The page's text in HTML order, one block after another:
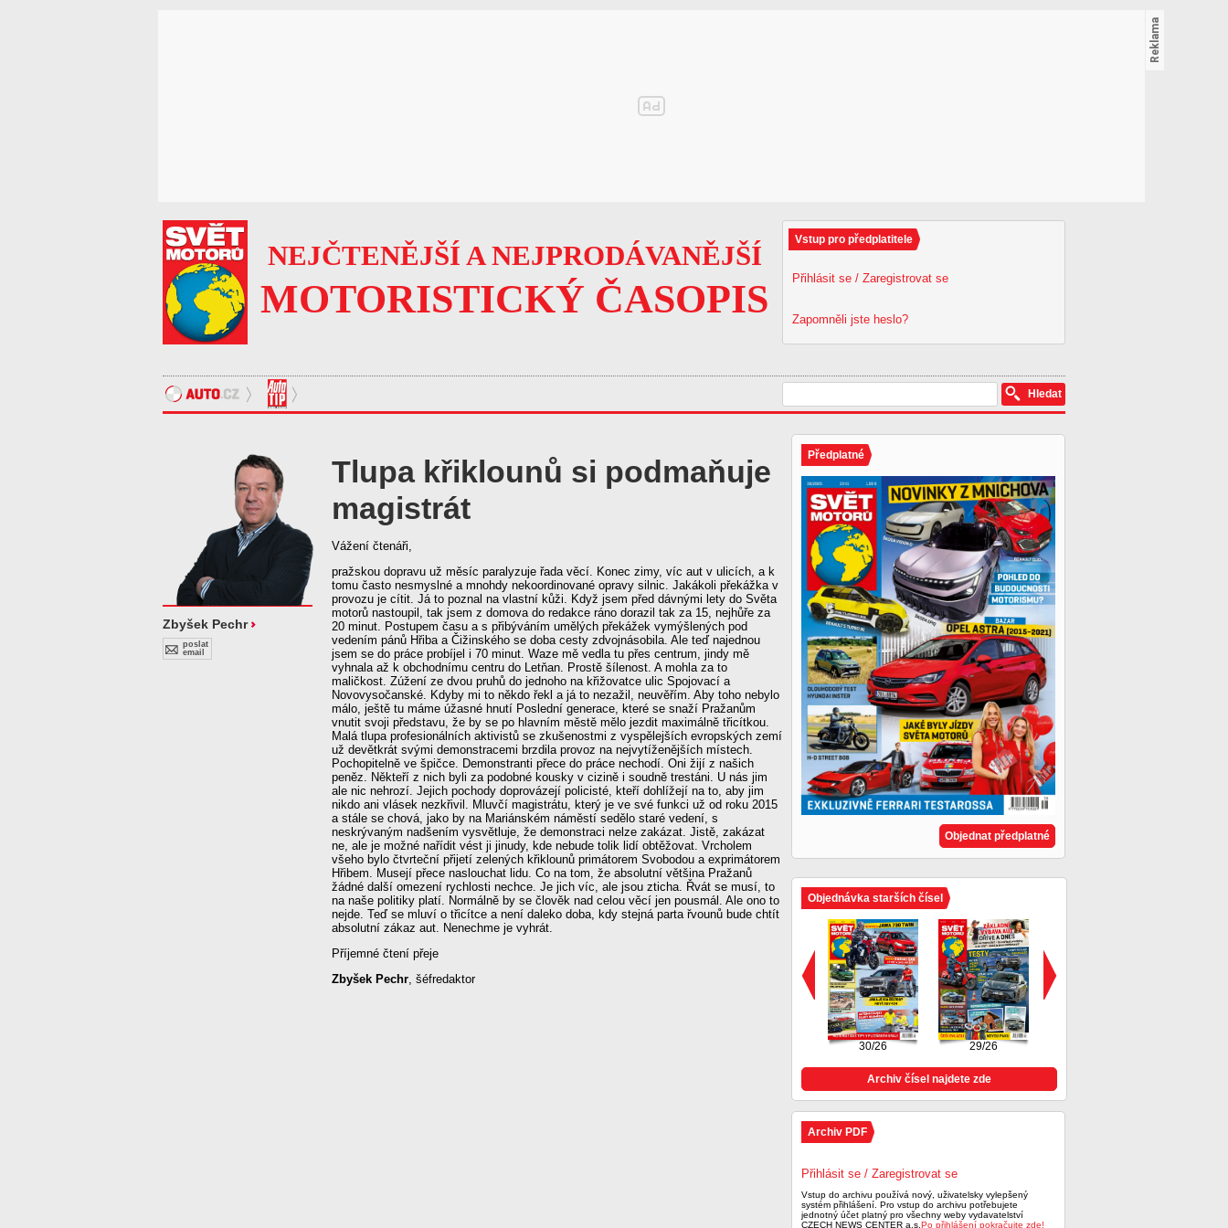
Vstup pro předplatitele
Přihlásit se / Zaregistrovat se
Zapomněli jste heslo?
NEJČTENĚJŠÍ A NEJPRODÁVANĚJŠÍ
MOTORISTICKÝ ČASOPIS
Zbyšek Pechr
poslat
email
Tlupa křiklounů si podmaňuje
magistrát
Vážení čtenáři,
pražskou dopravu už měsíc paralyzuje řada věcí. Konec zimy, víc aut v ulicích, a k
tomu často nesmyslné a mnohdy nekoordinované opravy silnic. Jakákoli překážka v
provozu je cítit. Já to poznal na vlastní kůži. Když jsem před dávnými lety do Světa
motorů nastoupil, tak jsem z domova do redakce ráno dorazil tak za 15, nejhůře za
20 minut. Postupem času a s přibýváním umělých překážek vymýšlených pod
vedením pánů Hřiba a Čižinského se doba cesty zdvojnásobila. Ale teď najednou
jsem se do práce probíjel i 70 minut. Waze mě vedla tu přes centrum, jindy mě
vyhnala až k obchodnímu centru do Letňan. Prostě šílenost. A mohla za to
maličkost. Zúžení ze dvou pruhů do jednoho na křižovatce ulic Spojovací a
Novovysočanské. Kdyby mi to někdo řekl a já to nezažil, neuvěřím. Aby toho nebylo
málo, ještě tu máme úžasné hnutí Poslední generace, které se snaží Pražanům
vnutit svoji představu, že by se po hlavním městě mělo jezdit maximálně třicítkou.
Malá tlupa profesionálních aktivistů se zkušenostmi z vyspělejších evropských zemí
už devětkrát svými demonstracemi brzdila provoz na nejvytíženějších místech.
Pochopitelně ve špičce. Demonstranti přece do práce nechodí. Oni žijí z našich
peněz. Někteří z nich byli za podobné kousky v cizině i soudně trestáni. U nás jim
ale nic nehrozí. Jejich pochody doprovázejí policisté, kteří dohlížejí na to, aby jim
nikdo ani vlásek nezkřivil. Mluvčí magistrátu, který je ve své funkci už od roku 2015
a stále se chová, jako by na Mariánském náměstí sedělo staré vedení, s
neskrývaným nadšením vysvětluje, že demonstraci nelze zakázat. Jistě, zakázat
ne, ale je možné nařídit vést ji jinudy, kde nebude tolik lidí obtěžovat. Vrcholem
všeho bylo čtvrteční přijetí zelených křiklounů primátorem Svobodou a exprimátorem
Hřibem. Musejí přece naslouchat lidu. Co na tom, že absolutní většina Pražanů
žádné další omezení rychlosti nechce. Je jich víc, ale jsou zticha. Řvát se musí, to
na naše politiky platí. Normálně by se člověk nad celou věcí jen pousmál. Ale ono to
nejde. Teď se mluví o třicítce a není daleko doba, kdy stejná parta řvounů bude chtít
absolutní zákaz aut. Nenechme je vyhrát.
Příjemné čtení přeje
Zbyšek Pechr, šéfredaktor
Předplatné
Objednat předplatné
Objednávka starších čísel
30/26 29/26
Archiv čísel najdete zde
Archiv PDF
Přihlásit se / Zaregistrovat se
Vstup do archivu používá nový, uživatelsky vylepšený
systém přihlášení. Pro vstup do archivu potřebujete
jednotný účet platný pro všechny weby vydavatelství
CZECH NEWS CENTER a.s. Po přihlášení pokračujte zde!